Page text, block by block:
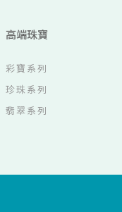
高端珠寶
彩寶系列
珍珠系列
翡翠系列